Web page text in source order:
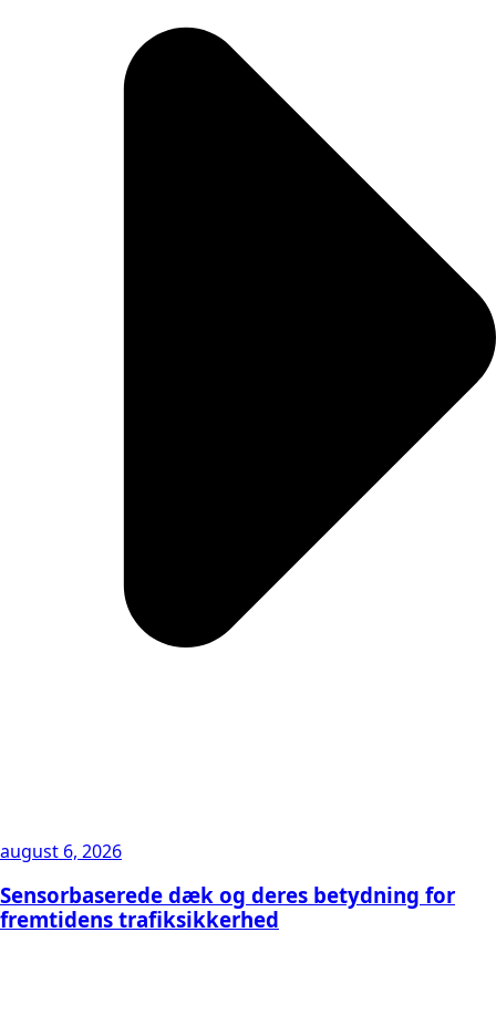
august 6, 2026
Sensorbaserede dæk og deres betydning for
fremtidens trafiksikkerhed